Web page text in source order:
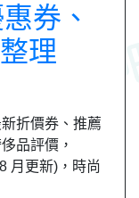
券、
理
折價券、推薦
品評價，
月更新)，時尚